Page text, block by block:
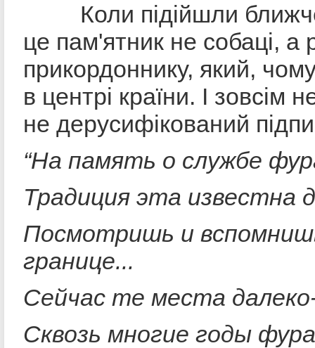
Коли підійшли
це пам'ятник не собаці, а
прикордоннику, який,
в центрі країни. І зовсім
не дерусифікований
“На память о службе
Традиция эта известна
Посмотришь и
границе...
Сейчас те места
Сквозь многие годы